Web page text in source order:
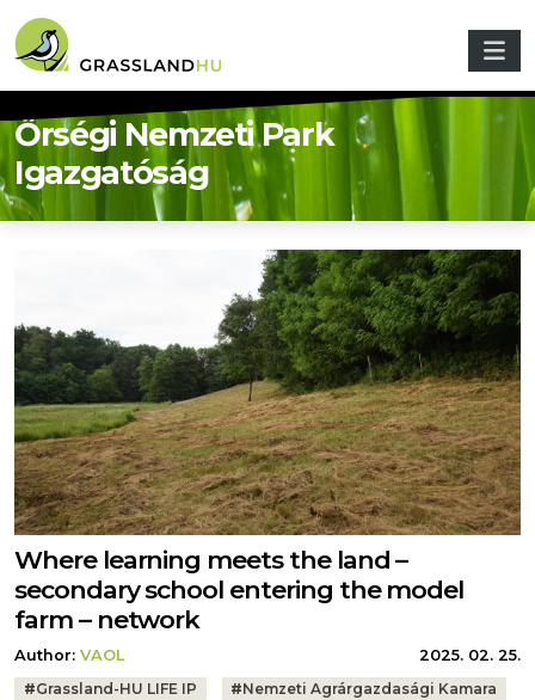
Őrségi Nemzeti Park
Igazgatóság
Where learning meets the land –
secondary school entering the model
farm – network
Author: VAOL
2025. 02. 25.
Tags:
#Grassland-HU LIFE IP #Nemzeti Agrárgazdasági Kamara